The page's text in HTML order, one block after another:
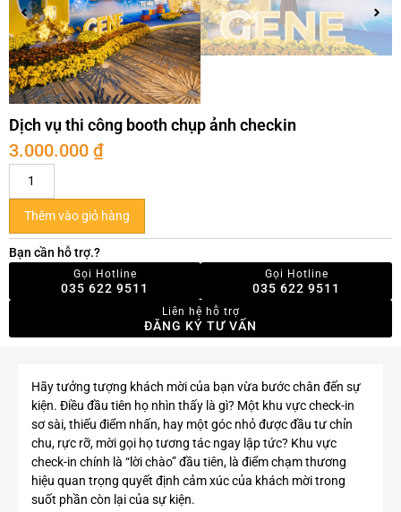
Dịch vụ thi công booth chụp ảnh checkin
3.000.000 ₫
Thêm vào giỏ hàng
Bạn cần hỗ trợ.?
Gọi Hotline
035 622 9511
Gọi Hotline
035 622 9511
Liên hệ hỗ trợ
ĐĂNG KÝ TƯ VẤN
Hãy tưởng tượng khách mời của bạn vừa bước chân đến sự
kiện. Điều đầu tiên họ nhìn thấy là gì? Một khu vực check-in
sơ sài, thiếu điểm nhấn, hay một góc nhỏ được đầu tư chỉn
chu, rực rỡ, mời gọi họ tương tác ngay lập tức? Khu vực
check-in chính là “lời chào” đầu tiên, là điểm chạm thương
hiệu quan trọng quyết định cảm xúc của khách mời trong
suốt phần còn lại của sự kiện.